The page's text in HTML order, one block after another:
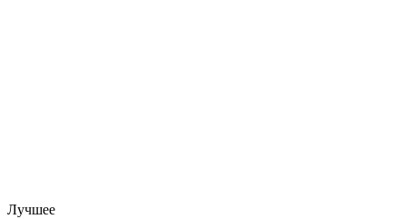
Лучшее